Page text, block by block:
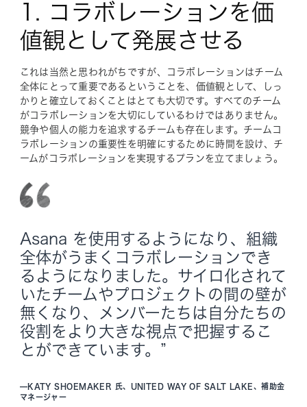
1. コラボレーションを価
値観として発展させる
これは当然と思われがちですが、コラボレーションはチーム
全体にとって重要であるということを、価値観として、しっ
かりと確立しておくことはとても大切です。すべてのチーム
がコラボレーションを大切にしているわけではありません。
競争や個人の能力を追求するチームも存在します。チームコ
ラボレーションの重要性を明確にするために時間を設け、チ
ームがコラボレーションを実現するプランを立てましょう。
Asana を使用するようになり、組織
全体がうまくコラボレーションでき
るようになりました。サイロ化されて
いたチームやプロジェクトの間の壁が
無くなり、メンバーたちは自分たちの
役割をより大きな視点で把握するこ
とができています。”
—KATY SHOEMAKER 氏、UNITED WAY OF SALT LAKE、補助金
マネージャー